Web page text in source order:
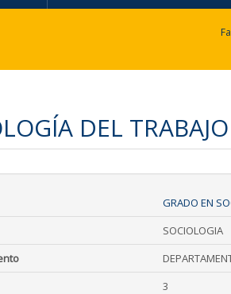
DEL TRABAJO
GRADO EN
SOCIOLOGIA
3